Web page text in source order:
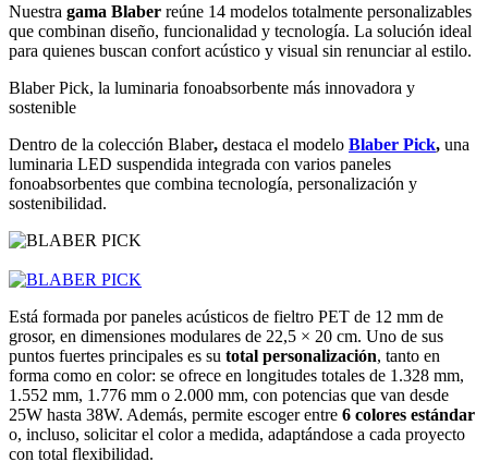
Nuestra gama Blaber reúne 14 modelos totalmente personalizables
que combinan diseño, funcionalidad y tecnología. La solución ideal
para quienes buscan confort acústico y visual sin renunciar al estilo.
Blaber Pick, la luminaria fonoabsorbente más innovadora y
sostenible
Dentro de la colección Blaber, destaca el modelo Blaber Pick, una
luminaria LED suspendida integrada con varios paneles
fonoabsorbentes que combina tecnología, personalización y
sostenibilidad.
Está formada por paneles acústicos de fieltro PET de 12 mm de
grosor, en dimensiones modulares de 22,5 × 20 cm. Uno de sus
puntos fuertes principales es su total personalización, tanto en
forma como en color: se ofrece en longitudes totales de 1.328 mm,
1.552 mm, 1.776 mm o 2.000 mm, con potencias que van desde
25W hasta 38W. Además, permite escoger entre 6 colores estándar
o, incluso, solicitar el color a medida, adaptándose a cada proyecto
con total flexibilidad.